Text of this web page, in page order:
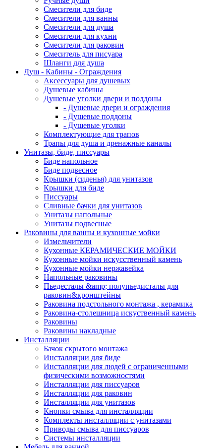
Смесители для биде
Смесители для ванны
Смесители для душа
Смесители для кухни
Смесители для раковин
Смеситель для писуара
Шланги для душа
Душ - Кабины - Ограждения
Аксессуары для душевых
Душевые кабины
Душевые уголки двери и поддоны
- Душевые двери и ограждения
- Душевые поддоны
- Душевые уголки
Комплектующие для трапов
Трапы для душа и дренажные каналы
Унитазы, биде, писсуары
Биде напольное
Биде подвесное
Крышки (сиденья) для унитазов
Крышки для биде
Писсуары
Сливные бачки для унитазов
Унитазы напольные
Унитазы подвесные
Раковины для ванны и кухонные мойки
Измельчители
Кухонные КЕРАМИЧЕСКИЕ МОЙКИ
Кухонные мойки искусственный камень
Кухонные мойки нержавейка
Напольные раковины
Пьедесталы &amp; полупьедисталы для
раковин&кронштейны
Раковина подстольного монтажа , керамика
Раковина-столешница искуственный камень
Раковины
Раковины накладные
Инсталляции
Бачок скрытого монтажа
Инсталляции для биде
Инсталляции для людей с ограниченными
физическими возможностями
Инсталляции для писсуаров
Инсталляции для раковин
Инсталляции для унитазов
Кнопки смыва для инсталляции
Комплекты инсталляции с унитазами
Приводы смыва для писсуаров
Системы инсталляции